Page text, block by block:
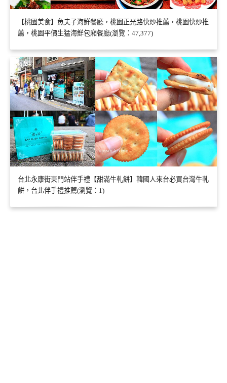
【桃園美食】魚夫子海鮮餐廳，桃園正光路快炒推薦，桃園快炒推
薦，桃園平價生猛海鮮包廂餐廳(瀏覽：47,377)
台北永康街東門站伴手禮【甜滿牛軋餅】韓國人來台必買台灣牛軋
餅，台北伴手禮推薦(瀏覽：1)